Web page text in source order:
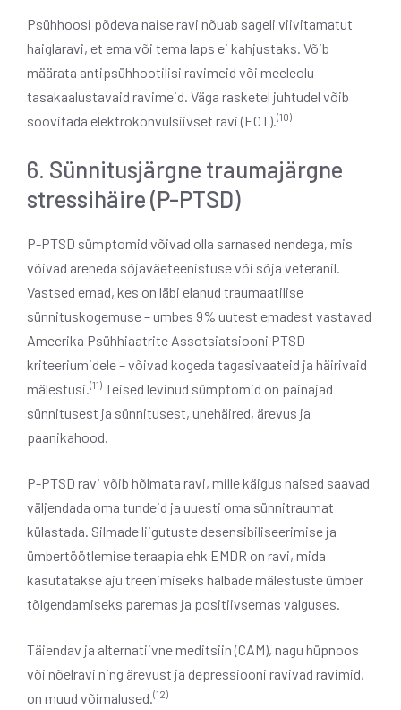
Psühhoosi põdeva naise ravi nõuab sageli viivitamatut
haiglaravi, et ema või tema laps ei kahjustaks. Võib
määrata antipsühhootilisi ravimeid või meeleolu
tasakaalustavaid ravimeid. Väga rasketel juhtudel võib
soovitada elektrokonvulsiivset ravi (ECT). (10)
6. Sünnitusjärgne traumajärgne
stressihäire (P-PTSD)
P-PTSD sümptomid võivad olla sarnased nendega, mis
võivad areneda sõjaväeteenistuse või sõja veteranil.
Vastsed emad, kes on läbi elanud traumaatilise
sünnituskogemuse – umbes 9% uutest emadest vastavad
Ameerika Psühhiaatrite Assotsiatsiooni PTSD
kriteeriumidele – võivad kogeda tagasivaateid ja häirivaid
mälestusi. (11) Teised levinud sümptomid on painajad
sünnitusest ja sünnitusest, unehäired, ärevus ja
paanikahood.
P-PTSD ravi võib hõlmata ravi, mille käigus naised saavad
väljendada oma tundeid ja uuesti oma sünnitraumat
külastada. Silmade liigutuste desensibiliseerimise ja
ümbertöötlemise teraapia ehk EMDR on ravi, mida
kasutatakse aju treenimiseks halbade mälestuste ümber
tõlgendamiseks paremas ja positiivsemas valguses.
Täiendav ja alternatiivne meditsiin (CAM), nagu hüpnoos
või nõelravi ning ärevust ja depressiooni ravivad ravimid,
on muud võimalused. (12)